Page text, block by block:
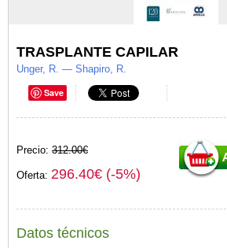
TRASPLANTE CAPILAR
Unger, R. — Shapiro, R.
Save
Precio: 312.00€
Oferta: 296.40€ (-5%)
Datos técnicos